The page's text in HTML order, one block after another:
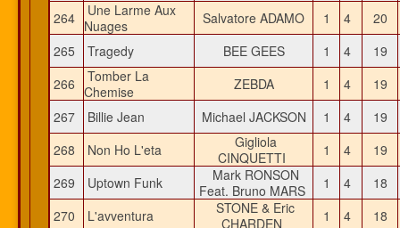
264
Une Larme Aux
Nuages
Salvatore ADAMO 1 4
20
265
Tragedy BEE GEES 1 4
19
266
Tomber La
Chemise
ZEBDA 1 4
19
267
Billie Jean Michael JACKSON 1 4
19
268
Non Ho L'eta
Gigliola
CINQUETTI
1 4
19
269
Uptown Funk
Mark RONSON
Feat. Bruno MARS
1 4
18
270
L'avventura
STONE & Eric
CHARDEN
1 4
18